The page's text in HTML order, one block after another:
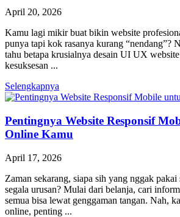
April 20, 2026
Kamu lagi mikir buat bikin website
punya tapi kok rasanya kurang “nendang”?
tahu betapa krusialnya desain UI UX
kesuksesan ...
Selengkapnya
Pentingnya Website Responsif
Online Kamu
April 17, 2026
Zaman sekarang, siapa sih yang nggak pakai
segala urusan? Mulai dari belanja, cari
semua bisa lewat genggaman tangan. Nah,
online, penting ...